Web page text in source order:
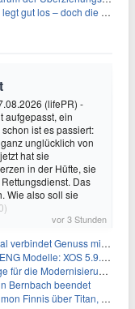
die Schwachstellen bleiben
(lifePR) -
aufgepasst, ein
ist es passiert:
unglücklich von
hat sie
in der Hüfte, sie
Das
Wie also soll sie
vor 3 Stunden
mit Engagement gegen Brustkrebs
Sicherheits-, Lade- und Komfortfunktionen
seiner IBM i-Anwendungen
Bernbach beendet
Titan, Zirkon und Seltene Erden